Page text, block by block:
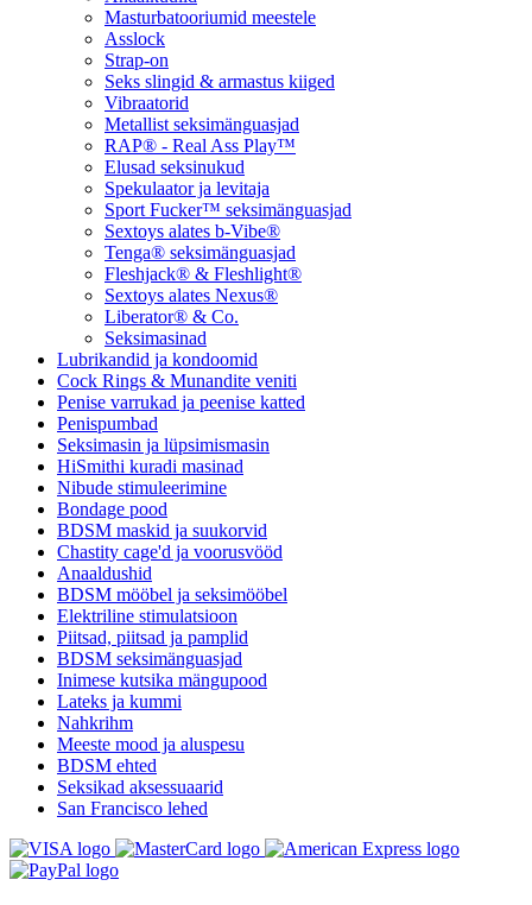
Masturbatooriumid meestele
Asslock
Strap-on
Seks slingid & armastus kiiged
Vibraatorid
Metallist seksimänguasjad
RAP® - Real Ass Play™
Elusad seksinukud
Spekulaator ja levitaja
Sport Fucker™ seksimänguasjad
Sextoys alates b-Vibe®
Tenga® seksimänguasjad
Fleshjack® & Fleshlight®
Sextoys alates Nexus®
Liberator® & Co.
Seksimasinad
Lubrikandid ja kondoomid
Cock Rings & Munandite veniti
Penise varrukad ja peenise katted
Penispumbad
Seksimasin ja lüpsimismasin
HiSmithi kuradi masinad
Nibude stimuleerimine
Bondage pood
BDSM maskid ja suukorvid
Chastity cage'd ja voorusvööd
Anaaldushid
BDSM mööbel ja seksimööbel
Elektriline stimulatsioon
Piitsad, piitsad ja pamplid
BDSM seksimänguasjad
Inimese kutsika mängupood
Lateks ja kummi
Nahkrihm
Meeste mood ja aluspesu
BDSM ehted
Seksikad aksessuaarid
San Francisco lehed